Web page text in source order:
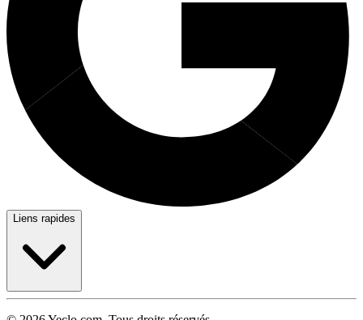
Liens rapides